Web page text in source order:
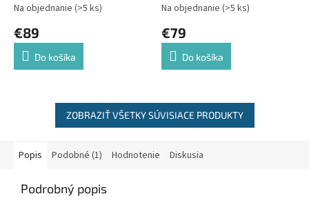
Na objednanie (>5 ks)
€89
Do košíka
Na objednanie (>5 ks)
€79
Do košíka
ZOBRAZIŤ VŠETKY SÚVISIACE PRODUKTY
Popis Podobné (1) Hodnotenie Diskusia
Podrobný popis